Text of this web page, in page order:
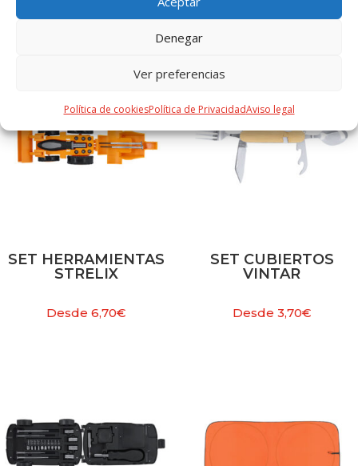
Denegar
Ver preferencias
Política de cookiesPolítica de PrivacidadAviso legal
PRODUCTOS RELACIONADOS
SET HERRAMIENTAS
STRELIX
Desde 6,70€
SET CUBIERTOS
VINTAR
Desde 3,70€